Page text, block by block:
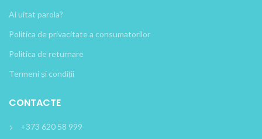
Ai uitat parola?
Politica de privacitate a consumatorilor
Politica de returnare
Termeni și condiții
CONTACTE
+373 620 58 999